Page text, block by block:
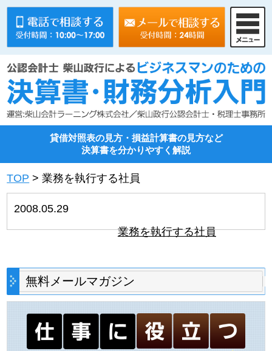
貸借対照表の見方・損益計算書の見方など
決算書を分かりやすく解説
TOP >業務を執行する社員
2008.05.29
業務を執行する社員
無料メールマガジン